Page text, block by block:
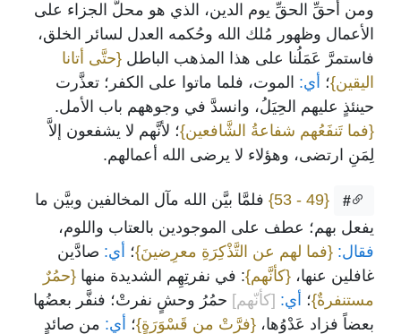
ومن أحقِّ الحقِّ يوم الدين، الذي هو محلُّ الجزاء على
الأعمال وظهور مُلك الله وحُكمه العدل لسائر الخلق،
فاستمرَّ عَمَلُنا على هذا المذهب الباطل {حتَّى أتانا
اليقين}؛ أي: الموت، فلما ماتوا على الكفر؛ تعذَّرت
حينئذٍ عليهم الحِيَلُ، وانسدَّ في وجوههم باب الأمل.
{فما تَنفَعُهم شفاعةُ الشَّافعين}؛ لأنَّهم لا يشفعون إلاَّ
لِمَنِ ارتضى، وهؤلاء لا يرضى الله أعمالهم.
#
{49 - 53}
فلمَّا بيَّن الله مآل المخالفين وبيَّن ما
يفعل بهم؛ عطف على الموجودين بالعتاب واللوم،
فقال: {فما لهم عن التَّذْكِرَةِ معرِضينَ}؛ أي: صادَّين
غافلين عنها، {كأنَّهم}: في نفرتِهِم الشديدة منها {حمُرٌ
مستنفرةٌ}؛ أي: [كأنّهم] حمُرُ وحشٍ نفرتْ؛ فنفَّر بعضُها
بعضاً فزاد عَدْوُها، {فرَّتْ من قَسْوَرَةٍ}؛ أي: من صائدٍ